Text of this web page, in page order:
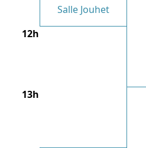
Salle Jouhet
12h
13h